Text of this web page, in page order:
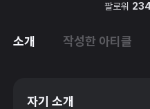
팔로워 234
소개 작성한 아티클
자기 소개